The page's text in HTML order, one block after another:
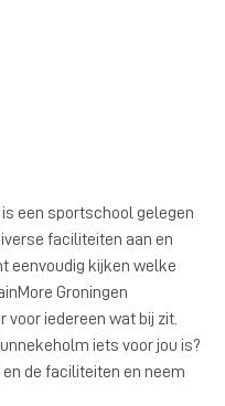
een sportschool gelegen
faciliteiten aan en
eenvoudig kijken welke
Groningen
voor iedereen wat bij zit.
iets voor jou is?
de faciliteiten en neem